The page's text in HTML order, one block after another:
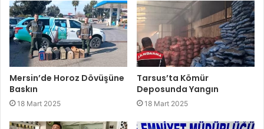
Mersin’de Horoz Dövüşüne
Baskın
18 Mart 2025
Tarsus’ta Kömür
Deposunda Yangın
18 Mart 2025